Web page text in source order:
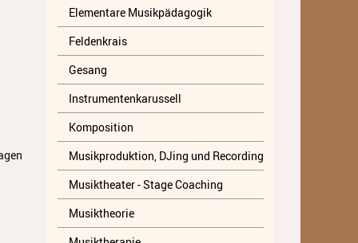
Feldenkrais
Instrumentenkarussell
Komposition
Musikproduktion, DJing und
Recording
Musiktheater - Stage
Coaching
Elementare Musikpädagogik
Feldenkrais
Gesang
Instrumentenkarussell
Komposition
Musikproduktion, DJing und Recording
Musiktheater - Stage Coaching
Musiktheorie